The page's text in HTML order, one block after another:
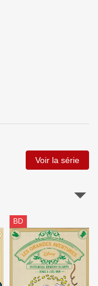
Voir la série
BD